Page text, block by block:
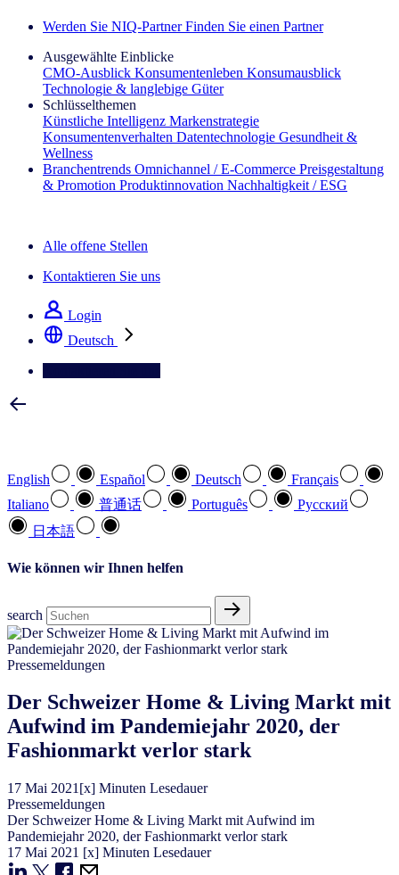
Werden Sie NIQ-Partner Finden Sie einen Partner
Ausgewählte Einblicke
CMO‑Ausblick Konsumentenleben Konsumausblick
Technologie & langlebige Güter
Schlüsselthemen
Künstliche Intelligenz Markenstrategie
Konsumentenverhalten Datentechnologie Gesundheit &
Wellness
Branchentrends Omnichannel / E‑Commerce Preisgestaltung
& Promotion Produktinnovation Nachhaltigkeit / ESG
Alle offene Stellen
Kontaktieren Sie uns
Login
Deutsch
English Español Deutsch
Français
Italiano
普通话 Português
Pусский
日本語
Wie können wir Ihnen helfen
search
Pressemeldungen
Der Schweizer Home & Living Markt mit
Aufwind im Pandemiejahr 2020, der
Fashionmarkt verlor stark
17 Mai 2021 [x] Minuten Lesedauer
Pressemeldungen
Der Schweizer Home & Living Markt mit Aufwind im
Pandemiejahr 2020, der Fashionmarkt verlor stark
17 Mai 2021 [x] Minuten Lesedauer